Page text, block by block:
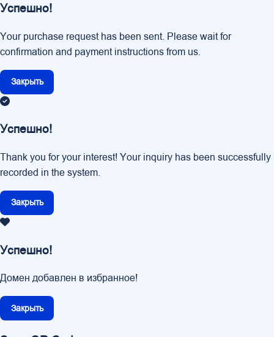
Успешно!
Your purchase request has been sent. Please wait for
confirmation and payment instructions from us.
Закрыть
Успешно!
Thank you for your interest! Your inquiry has been successfully
recorded in the system.
Закрыть
Успешно!
Домен добавлен в избранное!
Закрыть